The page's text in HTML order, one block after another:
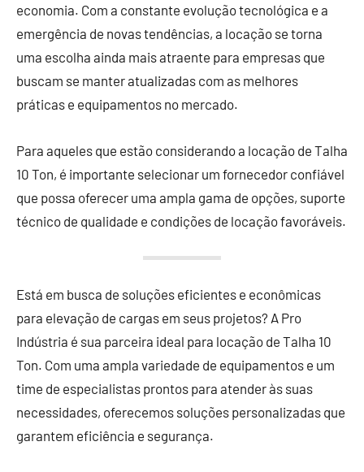
economia. Com a constante evolução tecnológica e a
emergência de novas tendências, a locação se torna
uma escolha ainda mais atraente para empresas que
buscam se manter atualizadas com as melhores
práticas e equipamentos no mercado.
Para aqueles que estão considerando a locação de Talha
10 Ton, é importante selecionar um fornecedor confiável
que possa oferecer uma ampla gama de opções, suporte
técnico de qualidade e condições de locação favoráveis.
Está em busca de soluções eficientes e econômicas
para elevação de cargas em seus projetos? A Pro
Indústria é sua parceira ideal para locação de Talha 10
Ton. Com uma ampla variedade de equipamentos e um
time de especialistas prontos para atender às suas
necessidades, oferecemos soluções personalizadas que
garantem eficiência e segurança.